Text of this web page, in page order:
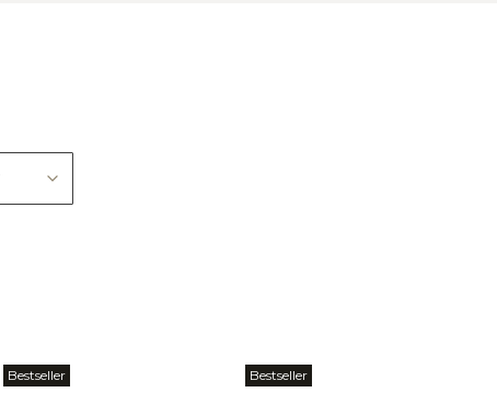
Bestseller Bestseller